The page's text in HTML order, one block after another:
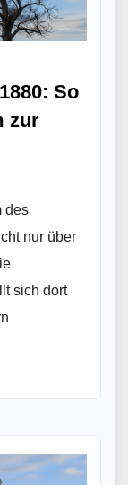
So
zur
des
nur über
sich dort